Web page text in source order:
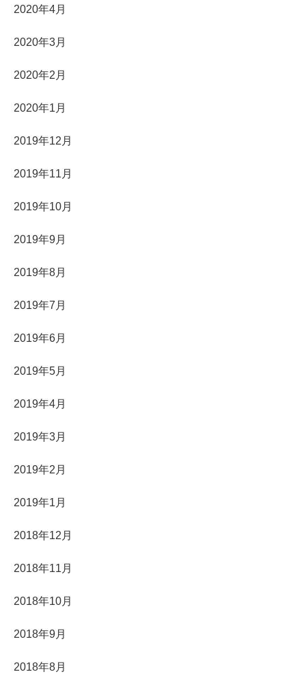
2020年4月
2020年3月
2020年2月
2020年1月
2019年12月
2019年11月
2019年10月
2019年9月
2019年8月
2019年7月
2019年6月
2019年5月
2019年4月
2019年3月
2019年2月
2019年1月
2018年12月
2018年11月
2018年10月
2018年9月
2018年8月